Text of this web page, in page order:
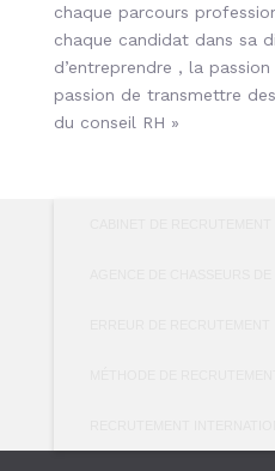
chaque parcours
chaque candidat dans sa
d’entreprendre , la
passion de transmettre
du conseil RH »